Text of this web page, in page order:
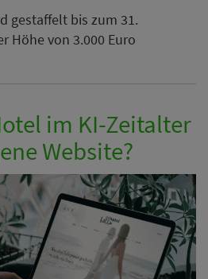
gestaffelt bis zum 31.
Höhe von 3.000 Euro
im KI-Zeitalter
Website?